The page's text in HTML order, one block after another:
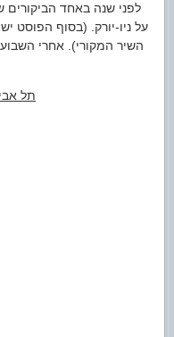
לפני שנה באחד
השיר המקורי). אחרי
תל